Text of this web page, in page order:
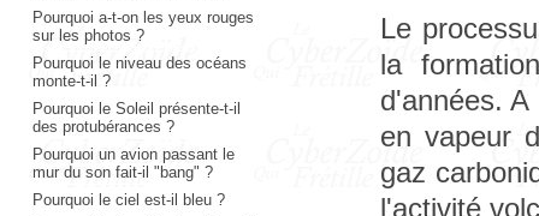
Pourquoi a-t-on les yeux rouges
sur les photos ?
Pourquoi le niveau des océans
monte-t-il ?
Pourquoi le Soleil présente-t-il
des protubérances ?
Pourquoi un avion passant le
mur du son fait-il "bang" ?
Pourquoi le ciel est-il bleu ?
Le
la
d'années.
en vapeur
gaz
l'activité